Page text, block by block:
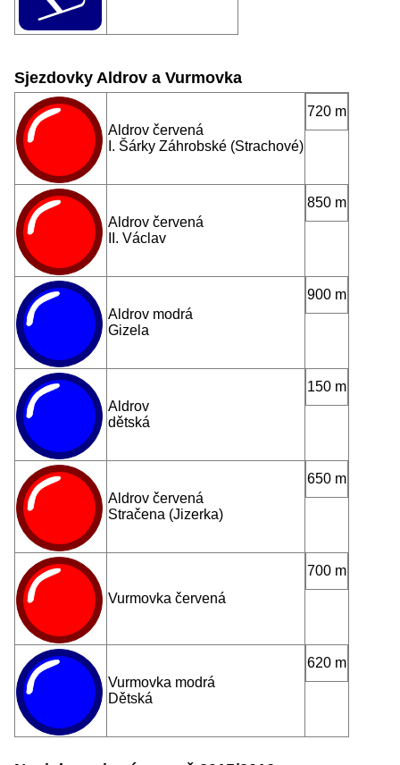
Sjezdovky Aldrov a Vurmovka
Aldrov červená
I. Šárky Záhrobské (Strachové)
720 m
Aldrov červená
II. Václav
850 m
Aldrov modrá
Gizela
900 m
Aldrov
dětská
150 m
Aldrov červená
Stračena (Jizerka)
650 m
Vurmovka červená
700 m
Vurmovka modrá
Dětská
620 m